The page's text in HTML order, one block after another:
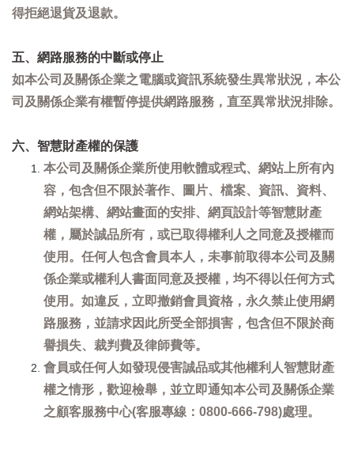
得拒絕退貨及退款。
五、網路服務的中斷或停止
如本公司及關係企業之電腦或資訊系統發生異常狀況，本公
司及關係企業有權暫停提供網路服務，直至異常狀況排除。
六、智慧財產權的保護
本公司及關係企業所使用軟體或程式、網站上所有內
容，包含但不限於著作、圖片、檔案、資訊、資料、
網站架構、網站畫面的安排、網頁設計等智慧財產
權，屬於誠品所有，或已取得權利人之同意及授權而
使用。任何人包含會員本人，未事前取得本公司及關
係企業或權利人書面同意及授權，均不得以任何方式
使用。如違反，立即撤銷會員資格，永久禁止使用網
路服務，並請求因此所受全部損害，包含但不限於商
譽損失、裁判費及律師費等。
會員或任何人如發現侵害誠品或其他權利人智慧財產
權之情形，歡迎檢舉，並立即通知本公司及關係企業
之顧客服務中心(客服專線：0800-666-798)處理。